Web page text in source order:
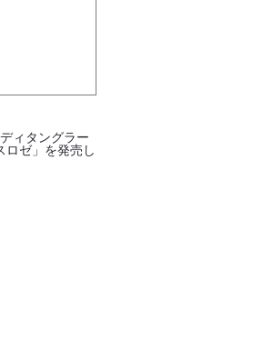
ィタングラー
ロゼ」を発売し